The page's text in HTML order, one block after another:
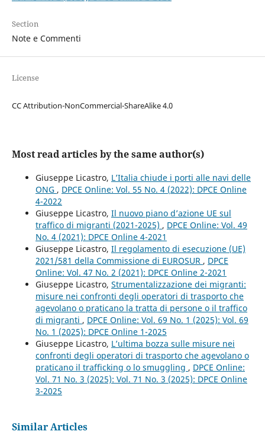
Section
Note e Commenti
License
CC Attribution-NonCommercial-ShareAlike 4.0
Most read articles by the same author(s)
Giuseppe Licastro, L’Italia chiude i porti alle navi delle
ONG , DPCE Online: Vol. 55 No. 4 (2022): DPCE Online
4-2022
Giuseppe Licastro, Il nuovo piano d’azione UE sul
traffico di migranti (2021-2025) , DPCE Online: Vol. 49
No. 4 (2021): DPCE Online 4-2021
Giuseppe Licastro, Il regolamento di esecuzione (UE)
2021/581 della Commissione di EUROSUR , DPCE
Online: Vol. 47 No. 2 (2021): DPCE Online 2-2021
Giuseppe Licastro, Strumentalizzazione dei migranti:
misure nei confronti degli operatori di trasporto che
agevolano o praticano la tratta di persone o il traffico
di migranti , DPCE Online: Vol. 69 No. 1 (2025): Vol. 69
No. 1 (2025): DPCE Online 1-2025
Giuseppe Licastro, L’ultima bozza sulle misure nei
confronti degli operatori di trasporto che agevolano o
praticano il trafficking o lo smuggling , DPCE Online:
Vol. 71 No. 3 (2025): Vol. 71 No. 3 (2025): DPCE Online
3-2025
Similar Articles